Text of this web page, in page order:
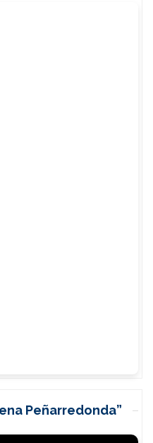
Peñarredonda”